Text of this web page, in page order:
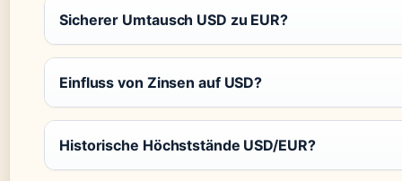
Sicherer Umtausch USD zu EUR?
Einfluss von Zinsen auf USD?
Historische Höchststände USD/EUR?